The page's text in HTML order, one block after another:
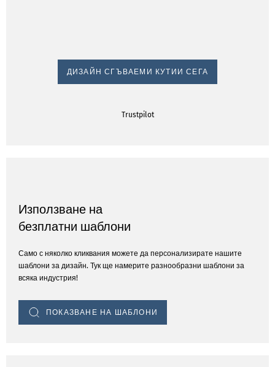
ДИЗАЙН СГЪВАЕМИ КУТИИ СЕГА
Trustpilot
Използване на
безплатни шаблони
Само с няколко кликвания можете да персонализирате нашите
шаблони за дизайн. Тук ще намерите разнообразни шаблони за
всяка индустрия!
ПОКАЗВАНЕ НА ШАБЛОНИ